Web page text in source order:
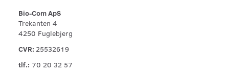
Bio-Com ApS
Trekanten 4
4250 Fuglebjerg
CVR: 25532619
tlf.: 70 20 32 57